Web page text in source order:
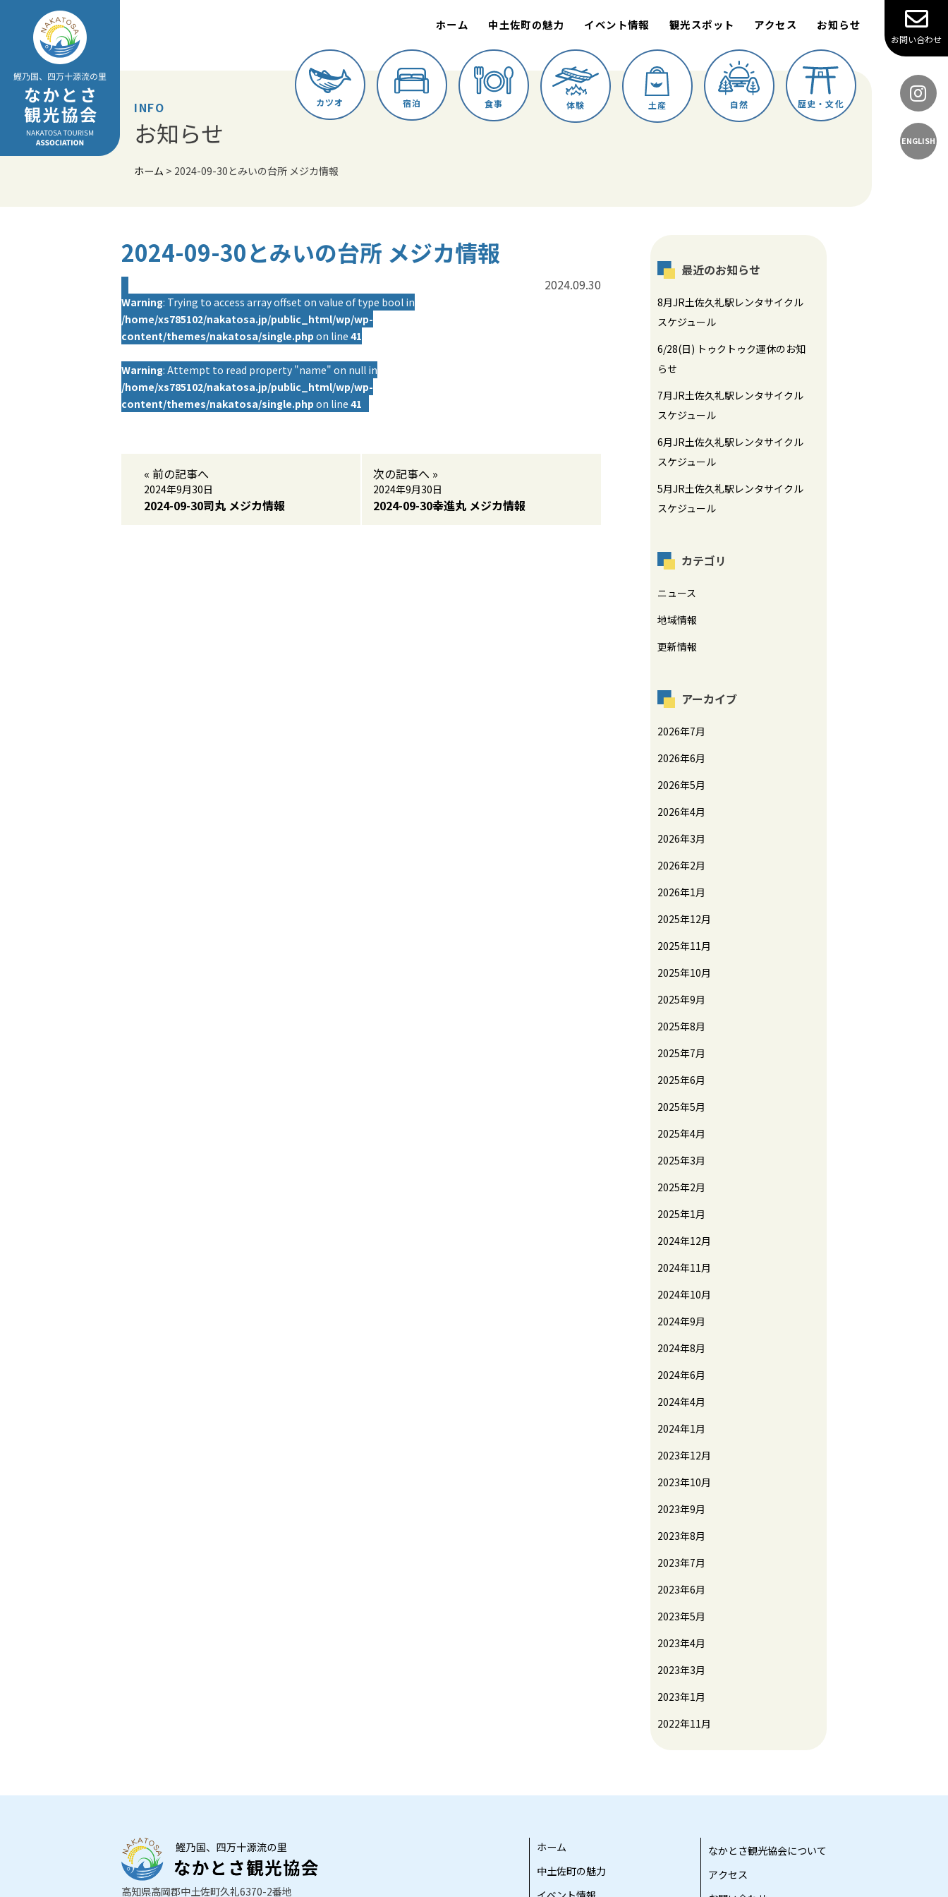
content
ホーム 中土佐町の魅力 イベント情報 観光スポット アクセス お知らせ
お問い合わせ
ENGLISH
カツオ 宿泊 食事 体験 土産 自然 歴史・文化
INFO
お知らせ
ホーム > 2024-09-30とみいの台所 メジカ情報
2024-09-30とみいの台所 メジカ情報
Warning: Trying to access array offset on value of type bool in
/home/xs785102/nakatosa.jp/public_html/wp/wp-
content/themes/nakatosa/single.php on line 41
Warning: Attempt to read property "name" on null in
/home/xs785102/nakatosa.jp/public_html/wp/wp-
content/themes/nakatosa/single.php on line 41
2024.09.30
« 前の記事へ
2024年9月30日
2024-09-30司丸 メジカ情報
次の記事へ »
2024年9月30日
2024-09-30幸進丸 メジカ情報
最近のお知らせ
8月JR土佐久礼駅レンタサイクル
スケジュール
6/28(日) トゥクトゥク運休のお知
らせ
7月JR土佐久礼駅レンタサイクル
スケジュール
6月JR土佐久礼駅レンタサイクル
スケジュール
5月JR土佐久礼駅レンタサイクル
スケジュール
カテゴリ
ニュース
地域情報
更新情報
アーカイブ
2026年7月
2026年6月
2026年5月
2026年4月
2026年3月
2026年2月
2026年1月
2025年12月
2025年11月
2025年10月
2025年9月
2025年8月
2025年7月
2025年6月
2025年5月
2025年4月
2025年3月
2025年2月
2025年1月
2024年12月
2024年11月
2024年10月
2024年9月
2024年8月
2024年6月
2024年4月
2024年1月
2023年12月
2023年10月
2023年9月
2023年8月
2023年7月
2023年6月
2023年5月
2023年4月
2023年3月
2023年1月
2022年11月
高知県高岡郡中土佐町久礼6370-2番地
ホーム
中土佐町の魅力
なかとさ観光協会について
アクセス